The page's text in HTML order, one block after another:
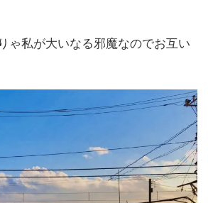
ゃ私が大いなる邪魔なのでお互い